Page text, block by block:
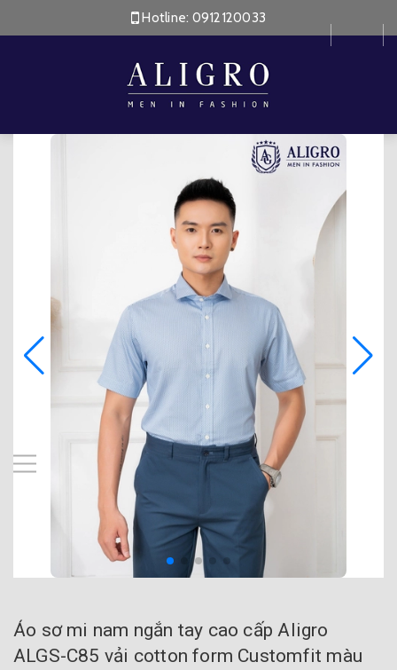
Hotline: 0912120033
Áo sơ mi nam ngắn tay cao cấp Aligro
ALGS-C85 vải cotton form Customfit màu